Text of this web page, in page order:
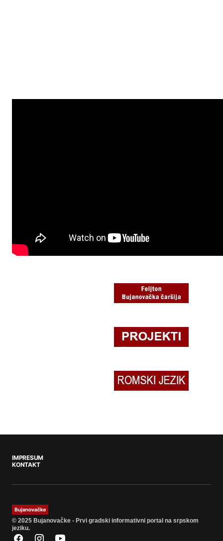
IMPRESUM
KONTAKT
© 2025 Bujanovačke - Prvi gradski informativni portal na srpskom
jeziku.